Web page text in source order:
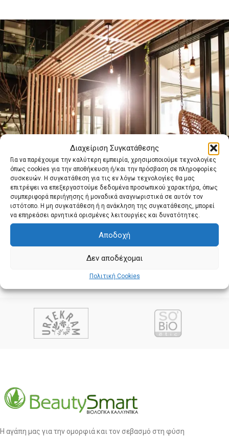
Διαχείριση Συγκατάθεσης
Για να παρέχουμε την καλύτερη εμπειρία, χρησιμοποιούμε τεχνολογίες
όπως cookies για την αποθήκευση ή/και την πρόσβαση σε πληροφορίες
συσκευών. Η συγκατάθεση για τις εν λόγω τεχνολογίες θα μας
επιτρέψει να επεξεργαστούμε δεδομένα προσωπικού χαρακτήρα, όπως
συμπεριφορά περιήγησης ή μοναδικά αναγνωριστικά σε αυτόν τον
ιστότοπο. Η μη συγκατάθεση ή η ανάκληση της συγκατάθεσης, μπορεί
να επηρεάσει αρνητικά ορισμένες λειτουργίες και δυνατότητες.
Αποδοχή
Δεν αποδέχομαι
Πολιτική Cookies
Η αγάπη μας για την ομορφιά και τον σεβασμό στη φύση